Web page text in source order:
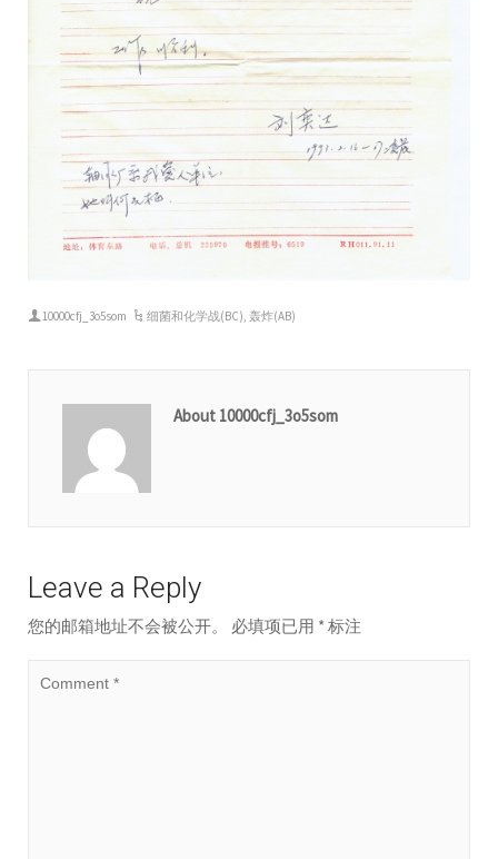
10000cfj_3o5som 细菌和化学战(BC), 轰炸(AB)
About 10000cfj_3o5som
Leave a Reply
您的邮箱地址不会被公开。 必填项已用 *标注